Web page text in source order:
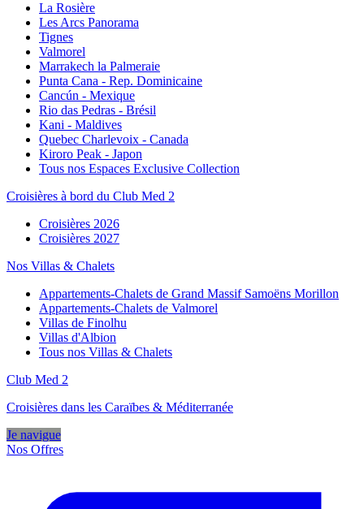
La Rosière
Les Arcs Panorama
Tignes
Valmorel
Marrakech la Palmeraie
Punta Cana - Rep. Dominicaine
Cancún - Mexique
Rio das Pedras - Brésil
Kani - Maldives
Quebec Charlevoix - Canada
Kiroro Peak - Japon
Tous nos Espaces Exclusive Collection
Croisières à bord du Club Med 2
Croisières 2026
Croisières 2027
Nos Villas & Chalets
Appartements-Chalets de Grand Massif Samoëns Morillon
Appartements-Chalets de Valmorel
Villas de Finolhu
Villas d'Albion
Tous nos Villas & Chalets
Club Med 2
Croisières dans les Caraïbes & Méditerranée
Je navigue
Nos Offres